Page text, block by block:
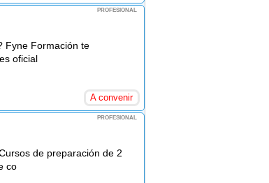
PROFESIONAL
Fyne Formación te
oficial
A convenir
PROFESIONAL
de preparación de 2
co